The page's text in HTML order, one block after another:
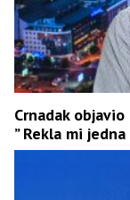
Crnadak
” Rekla mi